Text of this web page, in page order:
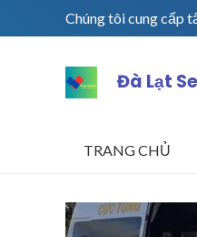
Chúng tôi cung cấp
Đà Lạt
TRANG CHỦ